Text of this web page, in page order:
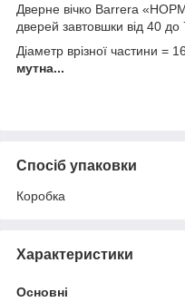
Дверне вічко Barrera
дверей завтовшки від 40 до
Діаметр врізної частини =
мутна...
Спосіб упаковки
Коробка
Характеристики
Основні